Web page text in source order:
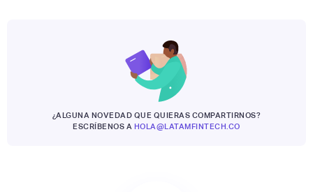
¿ALGUNA NOVEDAD QUE QUIERAS COMPARTIRNOS?
ESCRÍBENOS A HOLA@LATAMFINTECH.CO